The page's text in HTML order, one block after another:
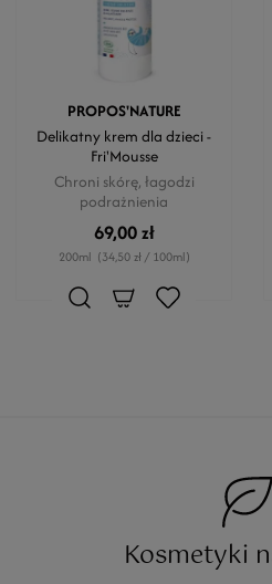
PROPOS'NATURE
Delikatny krem dla dzieci -
Fri'Mousse
Chroni skórę, łagodzi
podrażnienia
69,00 zł
200ml (34,50 zł / 100ml)
Kosmetyki